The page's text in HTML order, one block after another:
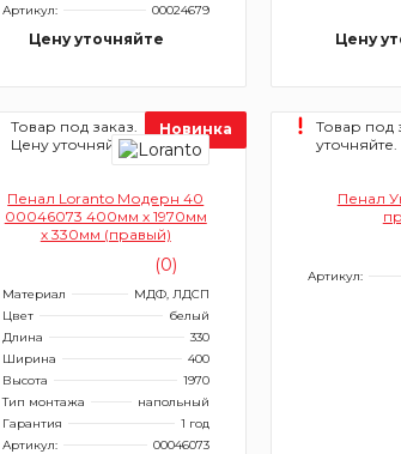
Артикул:
00024679
Цену уточняйте Цену
Товар под заказ.
Цену уточняйте.
Новинка
Пенал Loranto Модерн 40
00046073 400мм х 1970мм
х 330мм (правый)
(0)
Материал
МДФ, ЛДСП
Цвет
белый
Длина
330
Ширина
400
Высота
1970
Тип монтажа
напольный
Гарантия
1 год
Артикул:
00046073
Товар под
уточняйте.
Пенал
Артикул: